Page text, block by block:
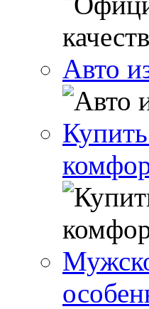
Авто